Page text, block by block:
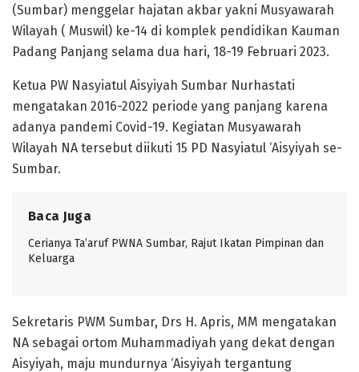
(Sumbar) menggelar hajatan akbar yakni Musyawarah
Wilayah ( Muswil) ke-14 di komplek pendidikan Kauman
Padang Panjang selama dua hari, 18-19 Februari 2023.
Ketua PW Nasyiatul Aisyiyah Sumbar Nurhastati
mengatakan 2016-2022 periode yang panjang karena
adanya pandemi Covid-19. Kegiatan Musyawarah
Wilayah NA tersebut diikuti 15 PD Nasyiatul ‘Aisyiyah se-
Sumbar.
Baca Juga
Cerianya Ta’aruf PWNA Sumbar, Rajut Ikatan Pimpinan dan
Keluarga
Sekretaris PWM Sumbar, Drs H. Apris, MM mengatakan
NA sebagai ortom Muhammadiyah yang dekat dengan
Aisyiyah, maju mundurnya ‘Aisyiyah tergantung